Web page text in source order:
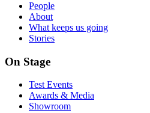
People
About
What keeps us going
Stories
On Stage
Test Events
Awards & Media
Showroom